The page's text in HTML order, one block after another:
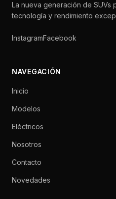
La nueva generación de SUVs
tecnología y rendimiento
InstagramFacebook
NAVEGACIÓN
Inicio
Modelos
Eléctricos
Nosotros
Contacto
Novedades